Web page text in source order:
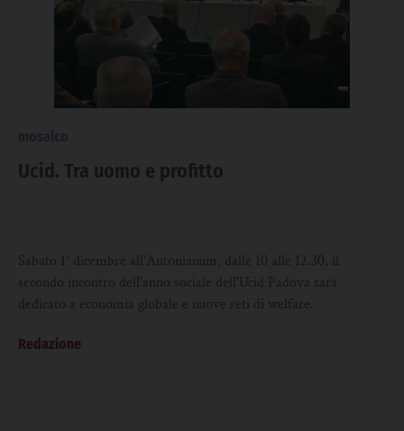
Ucid. Tra uomo e profitto
Sabato 1° dicembre all'Antonianum, dalle 10 alle 12.30, il
secondo incontro dell'anno sociale dell'Ucid Padova sarà
dedicato a economia globale e nuove reti di welfare.
Redazione